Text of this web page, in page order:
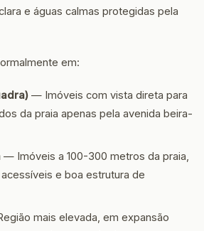
e águas calmas protegidas pela
em:
— Imóveis com vista direta para
da praia apenas pela avenida beira-
— Imóveis a 100-300 metros da praia,
e boa estrutura de
mais elevada, em expansão